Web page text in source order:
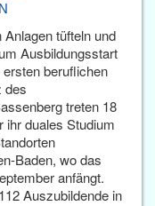
tüfteln und
Ausbildungsstart
beruflichen
des
treten 18
ihr duales Studium
Baden, wo das
anfängt.
Auszubildende in